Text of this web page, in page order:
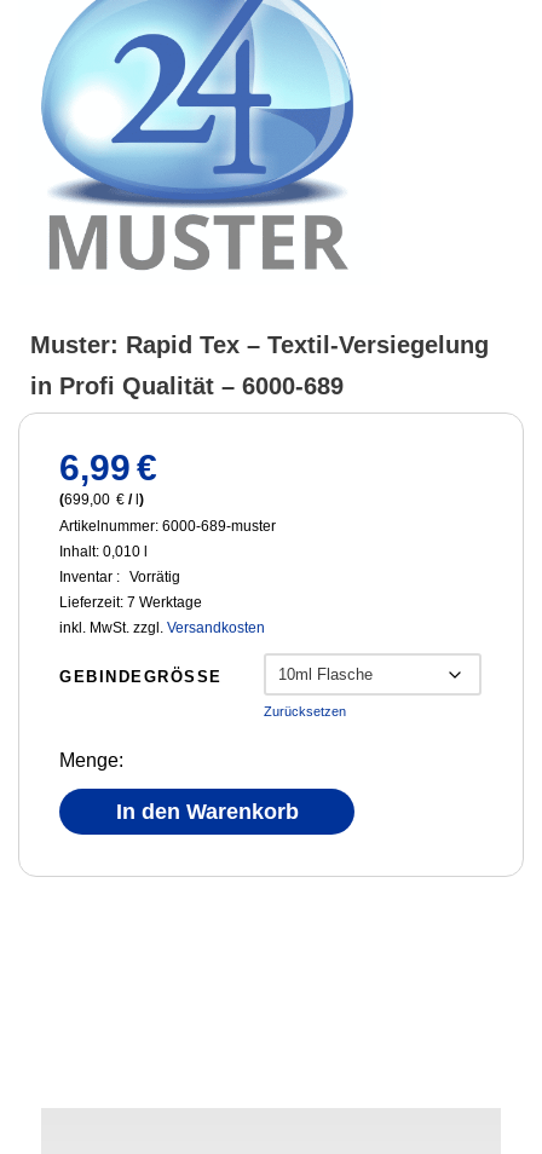
Muster: Rapid Tex – Textil-Versiegelung
in Profi Qualität – 6000-689
6,99€
(699,00 € / l)
Artikelnummer: 6000-689-muster
Inhalt: 0,010
Inventar :
Vorrätig
Lieferzeit:7 Werktage
inkl. MwSt. zzgl.Versandkosten
GEBINDEGRÖSSE
Zurücksetzen
Menge:
In den Warenkorb